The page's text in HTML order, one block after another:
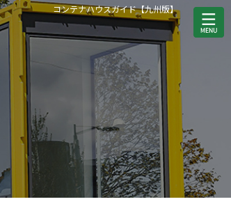
コンテナハウスガイド【九州版】